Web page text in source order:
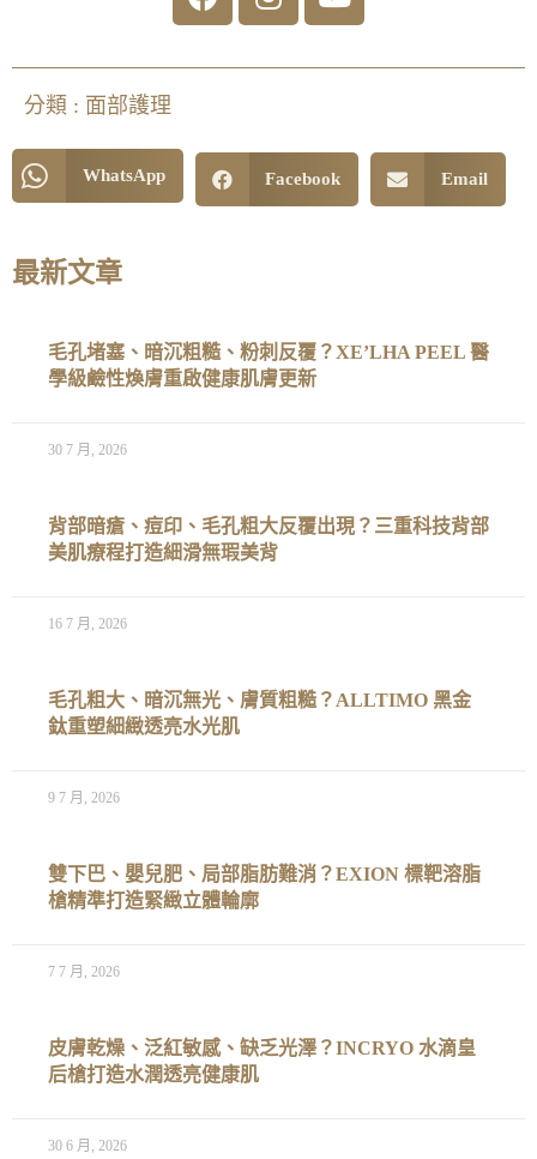
分類 : 面部護理
WhatsApp Facebook Email
最新文章
毛孔堵塞、暗沉粗糙、粉刺反覆？XE’LHA PEEL 醫
學級鹼性煥膚重啟健康肌膚更新
30 7 月, 2026
背部暗瘡、痘印、毛孔粗大反覆出現？三重科技背部
美肌療程打造細滑無瑕美背
16 7 月, 2026
毛孔粗大、暗沉無光、膚質粗糙？ALLTIMO 黑金
鈦重塑細緻透亮水光肌
9 7 月, 2026
雙下巴、嬰兒肥、局部脂肪難消？EXION 標靶溶脂
槍精準打造緊緻立體輪廓
7 7 月, 2026
皮膚乾燥、泛紅敏感、缺乏光澤？INCRYO 水滴皇
后槍打造水潤透亮健康肌
30 6 月, 2026